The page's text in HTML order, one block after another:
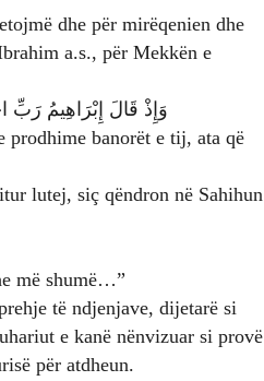
dhe për mirëqenien dhe
a.s., për Mekkën e
﴿وَإِذْ قَالَ إِبْرَاهِيمُ رَبِّ
banorët e tij, ata që
më shumë…”
e kanë nënvizuar si provë
për atdheun.